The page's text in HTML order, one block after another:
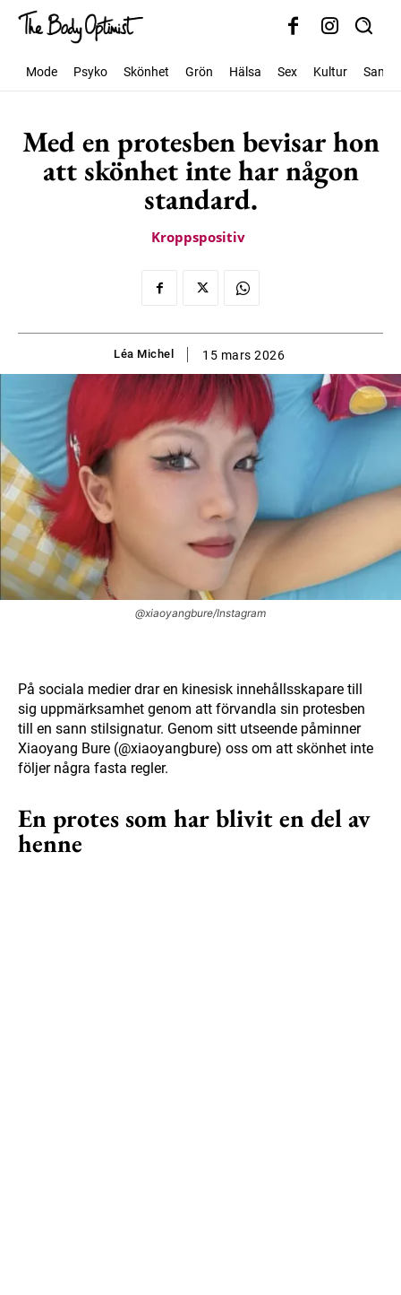
Mode Psyko Skönhet Grön Hälsa Sex Kultur
Med en protesben bevisar hon
att skönhet inte har någon
standard.
Kroppspositiv
Léa Michel 15 mars 2026
@xiaoyangbure/Instagram
På sociala medier drar en kinesisk innehållsskapare till
sig uppmärksamhet genom att förvandla sin protesben
till en sann stilsignatur. Genom sitt utseende påminner
Xiaoyang Bure (@xiaoyangbure) oss om att skönhet inte
följer några fasta regler.
En protes som har blivit en del av
henne